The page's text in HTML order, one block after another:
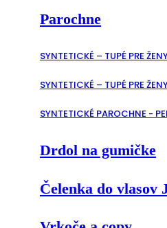
Parochne
SYNTETICKÉ – TUPÉ PRE
SYNTETICKÉ – TUPÉ PRE
SYNTETICKÉ PAROCHNE -
Drdol na gumičke
Čelenka do vlasov